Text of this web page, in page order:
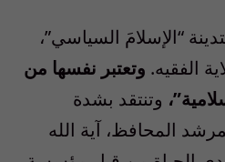
“الإسلامَ السياسي”،
الفقيه. وتعتبر نفسها من
وتنتقد بشدة
المحافظ، آية الله